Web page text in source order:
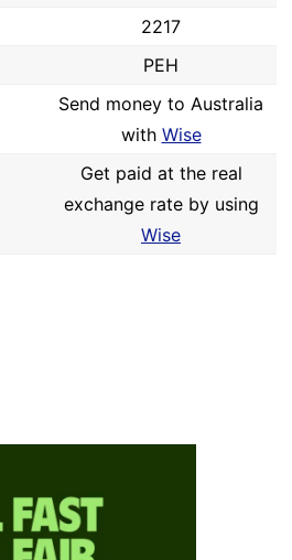
2217
PEH
Send money to Australia
with Wise
Get paid at the real
exchange rate by using
Wise